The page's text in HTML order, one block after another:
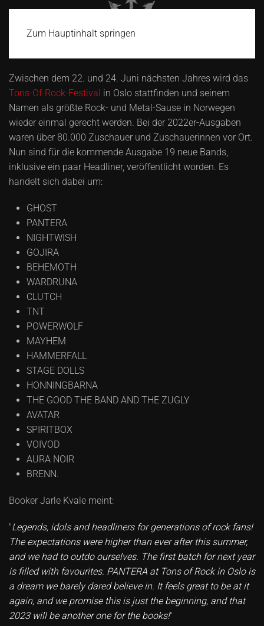
Zum Hauptinhalt springen
Zwischen dem 22. und 24. Juni nächsten Jahres wird das
Tons-Of-Rock-Festival in Oslo stattfinden und seinem
Namen als größte Rock- und Metal-Sause in Norwegen
wieder einmal gerecht werden. Bei der 2022er-Ausgaben
waren über 80.000 Zuschauer und Zuschauerinnen vor Ort.
Nun sind für die kommende Ausgabe 19 neue Bands,
inklusive ein paar Headliner, veröffentlicht worden. Es
handelt sich dabei um:
GHOST
PANTERA
NIGHTWISH
GOJIRA
BEHEMOTH
WARDRUNA
CLUTCH
TNT
POWERWOLF
MAYHEM
HAMMERFALL
STAGE DOLLS
HONNINGBARNA
THE GOOD THE BAND AND THE ZUGLY
AVATAR
SPIRITBOX
VOIVOD
AURA NOIR
BRENN.
Booker Jarle Kvale meint:
"Legends, idols and headliners for generations of rock fans!
The expectations were higher than ever after this summer,
and we had to outdo ourselves. The first batch for next year
is filled with favourites. PANTERA at Tons of Rock in Oslo is
a dream we barely dared believe in. It feels great to be at it
again, and we promise this is just the beginning, and that
2023 will be another one for the books!"